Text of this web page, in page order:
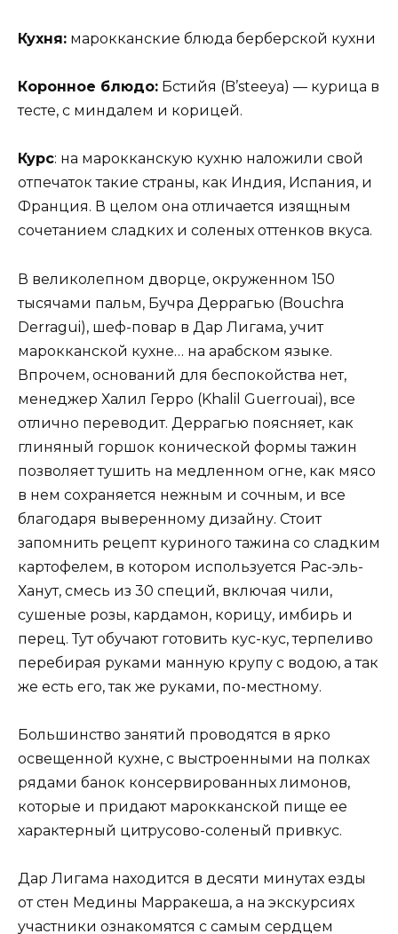
Кухня: марокканские блюда берберской кухни
Коронное блюдо: Бстийя (B’steeya) — курица в
тесте, с миндалем и корицей.
Курс: на марокканскую кухню наложили свой
отпечаток такие страны, как Индия, Испания, и
Франция. В целом она отличается изящным
сочетанием сладких и соленых оттенков вкуса.
В великолепном дворце, окруженном 150
тысячами пальм, Бучра Деррагью (Bouchra
Derragui), шеф-повар в Дар Лигама, учит
марокканской кухне… на арабском языке.
Впрочем, оснований для беспокойства нет,
менеджер Халил Герро (Khalil Guerrouai), все
отлично переводит. Деррагью поясняет, как
глиняный горшок конической формы тажин
позволяет тушить на медленном огне, как мясо
в нем сохраняется нежным и сочным, и все
благодаря выверенному дизайну. Стоит
запомнить рецепт куриного тажина со сладким
картофелем, в котором используется Рас-эль-
Ханут, смесь из 30 специй, включая чили,
сушеные розы, кардамон, корицу, имбирь и
перец. Тут обучают готовить кус-кус, терпеливо
перебирая руками манную крупу с водою, а так
же есть его, так же руками, по-местному.
Большинство занятий проводятся в ярко
освещенной кухне, с выстроенными на полках
рядами банок консервированных лимонов,
которые и придают марокканской пище ее
характерный цитрусово-соленый привкус.
Дар Лигама находится в десяти минутах езды
от стен Медины Марракеша, а на экскурсиях
участники ознакомятся с самым сердцем